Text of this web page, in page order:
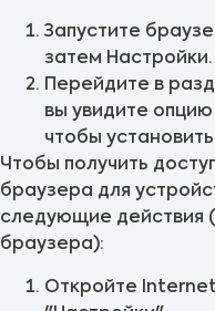
Запустите
затем Настройки.
Перейдите в
вы увидите
чтобы
Чтобы получить
браузера для
следующие действия
браузера):
Откройте